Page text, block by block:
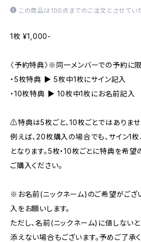
この商品は100点までのご注文とさせていた
1枚 ¥1,000-
〈予約特典〉※同一メンバーでの予約に限
・5枚特典 ▶ 5枚中1枚にサイン記入
・10枚特典 ▶ 10枚中1枚にお名前記入
⚠️特典は5枚ごと、10枚ごとではありませ
例えば、20枚購入の場合でも、サイン1
となります。5枚・10枚ごとに特典を希
ご購入ください。
※お名前(ニックネーム)のご希望がござ
入をお願いします。
ただし、名前(ニックネーム)に値しない
添えない場合もございます。予めご了承く